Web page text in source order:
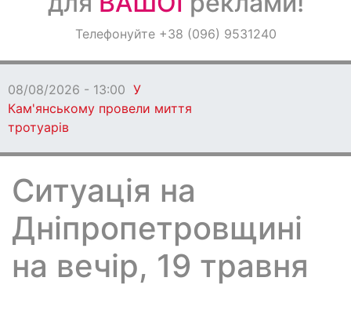
ОголошенняТелефонуйте +38 (096) 9531240
08/08/2026 - 13:00 У
Кам'янському провели миття
тротуарів
Ситуація на
Дніпропетровщині
на вечір, 19 травня